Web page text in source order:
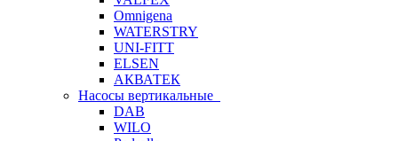
Omnigena
WATERSTRY
UNI-FITT
ELSEN
АКВАТЕК
Насосы вертикальные
DAB
WILO